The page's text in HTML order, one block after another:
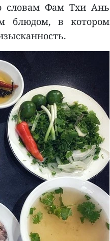
словам Фам Тхи Ань
блюдом, в котором